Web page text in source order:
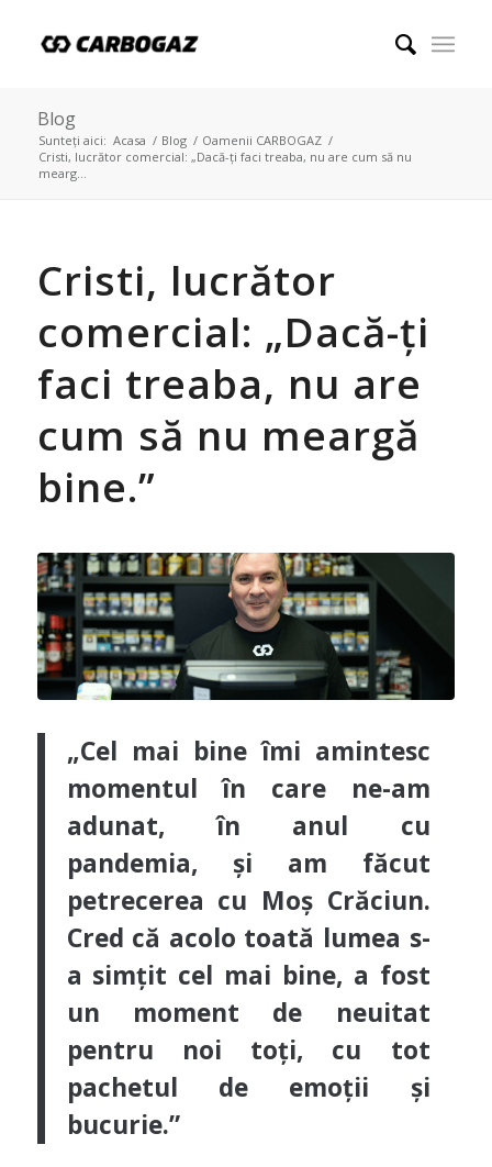
Blog
Sunteți aici: Acasa / Blog / Oamenii CARBOGAZ /
Cristi, lucrător comercial: „Dacă-ți faci treaba, nu are cum să nu
mearg...
Cristi, lucrător
comercial: „Dacă-ți
faci treaba, nu are
cum să nu meargă
bine.”
„Cel mai bine îmi amintesc
momentul în care ne-am
adunat, în anul cu
pandemia, și am făcut
petrecerea cu Moș Crăciun.
Cred că acolo toată lumea s-
a simțit cel mai bine, a fost
un moment de neuitat
pentru noi toți, cu tot
pachetul de emoții și
bucurie.”